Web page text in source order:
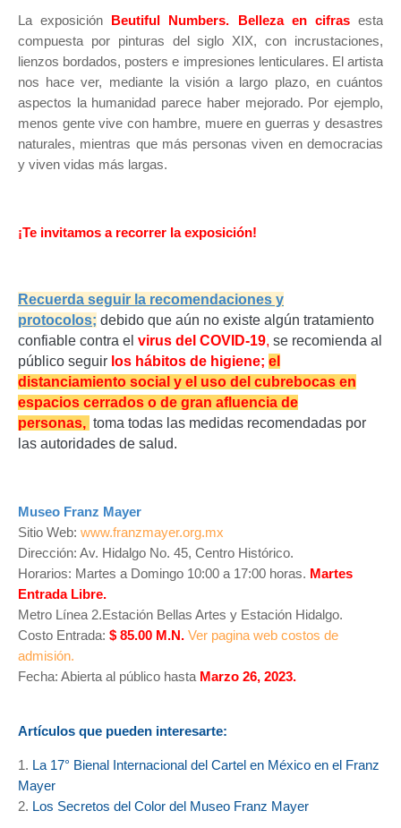
La exposición Beutiful Numbers. Belleza en cifrasesta
compuesta por pinturas del siglo XIX, con incrustaciones,
lienzos bordados, posters e impresiones lenticulares. El artista
nos hace ver, mediante la visión a largo plazo, en cuántos
aspectos la humanidad parece haber mejorado. Por ejemplo,
menos gente vive con hambre, muere en guerras y desastres
naturales, mientras que más personas viven en democracias
y viven vidas más largas.
¡Te invitamos a recorrer la exposición!
Recuerda seguir la recomendaciones y
protocolos; debido que aún no existe algún tratamiento
confiable contra el virus del COVID-19, se recomienda al
público seguir los hábitos de higiene; el
distanciamiento social y el uso del cubrebocas en
espacios cerrados o de gran afluencia de
personas, toma todas las medidas recomendadas por
las autoridades de salud.
Museo Franz Mayer
Sitio Web: www.franzmayer.org.mx
Dirección: Av. Hidalgo No. 45, Centro Histórico.
Horarios: Martes a Domingo 10:00 a 17:00 horas. Martes
Entrada Libre.
Metro Línea 2.Estación Bellas Artes y Estación Hidalgo.
Costo Entrada: $ 85.00 M.N. Ver pagina web costos de
admisión.
Fecha: Abierta al público hasta Marzo 26, 2023.
Artículos que pueden interesarte:
1. La 17° Bienal Internacional del Cartel en México en el Franz
Mayer
2. Los Secretos del Color del Museo Franz Mayer